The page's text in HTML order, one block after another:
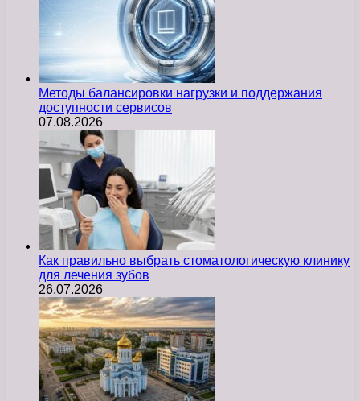
Методы балансировки нагрузки и поддержания
доступности сервисов
07.08.2026
Как правильно выбрать стоматологическую клинику
для лечения зубов
26.07.2026